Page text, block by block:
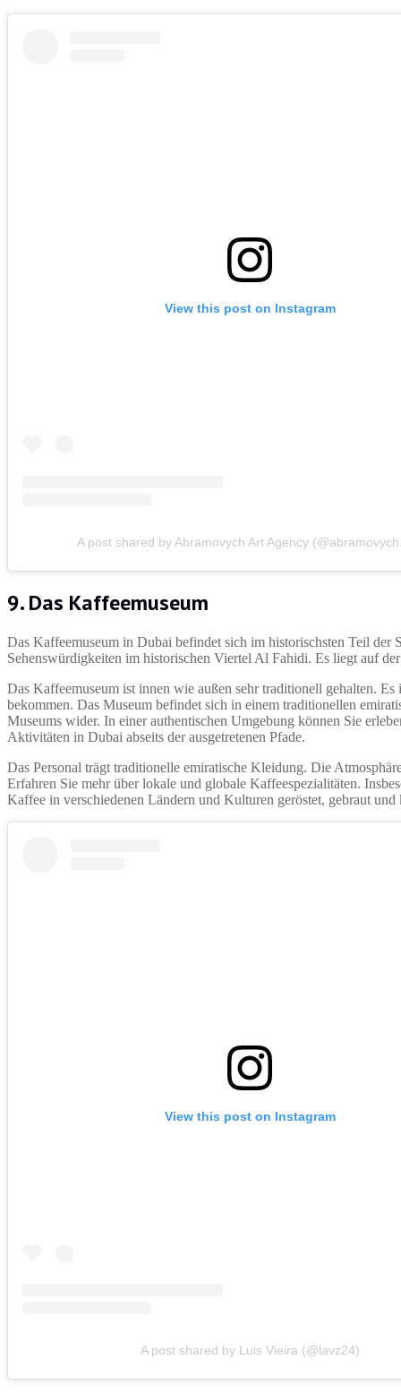
View this post on Instagram
A post shared by Abramovych Art Agency
9. Das Kaffeemuseum
Das Kaffeemuseum in Dubai befindet sich im historischsten Teil der
Sehenswürdigkeiten im historischen Viertel Al Fahidi. Es liegt auf
Das Kaffeemuseum ist innen wie außen sehr traditionell gehalten.
bekommen. Das Museum befindet sich in einem traditionellen
Museums wider. In einer authentischen Umgebung können Sie
Aktivitäten in Dubai abseits der ausgetretenen Pfade.
Das Personal trägt traditionelle emiratische Kleidung. Die
Erfahren Sie mehr über lokale und globale Kaffeespezialitäten.
Kaffee in verschiedenen Ländern und Kulturen geröstet, gebraut
View this post on Instagram
A post shared by Luis Vieira (@lavz24)